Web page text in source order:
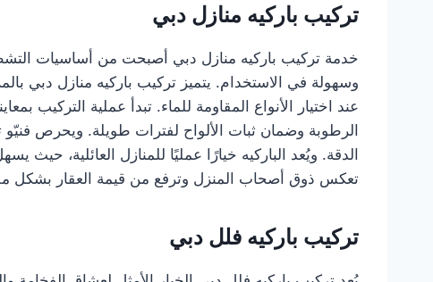
تركيب باركيه منازل دبي
خدمة تركيب باركيه منازل دبي أصبحت من أساسيات
وسهولة في الاستخدام. يتميز تركيب باركيه منازل دبي
عند اختيار الأنواع المقاومة للماء. تبدأ عملية التركيب
الرطوبة وضمان ثبات الألواح لفترات طويلة. ويحرص فنيّو
الدقة. ويُعد الباركيه خيارًا عمليًا للمنازل العائلية،
تعكس ذوق أصحاب المنزل وترفع من قيمة العقار بشكل
تركيب باركيه فلل دبي